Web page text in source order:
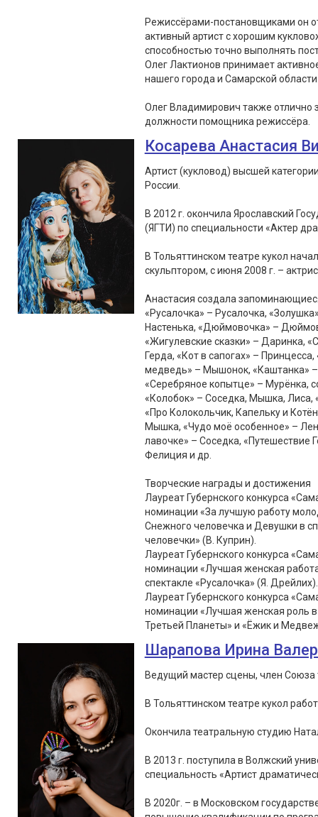
Режиссёрами-постановщиками он
активный артист с хорошим
способностью точно выполнять
Олег Лактионов принимает
нашего города и Самарской
Олег Владимирович также
должности помощника режиссёра.
Косарева Анастасия
Артист (кукловод) высшей
России.
В 2012 г. окончила Ярославский
(ЯГТИ) по специальности «Актер
В Тольяттинском театре кукол
скульптором, с июня 2008 г. –
Анастасия создала
«Русалочка» – Русалочка,
Настенька, «Дюймовочка» –
«Жигулевские сказки» – Даринка,
Герда, «Кот в сапогах» –
медведь» – Мышонок, «Каштанка»
«Серебряное копытце» – Мурёнка,
«Колобок» – Соседка, Мышка, Лиса,
«Про Колокольчик, Капельку и
Мышка, «Чудо моё особенное» –
лавочке» – Соседка, «Путешествие
Фелиция и др.
Творческие награды и достижения
Лауреат Губернского конкурса
номинации «За лучшую работу
Снежного человечка и Девушки в
человечки» (В. Куприн).
Лауреат Губернского конкурса
номинации «Лучшая женская
спектакле «Русалочка» (Я. Дрейлих).
Лауреат Губернского конкурса
номинации «Лучшая женская роль в
Третьей Планеты» и «Ёжик и
Шарапова Ирина
Ведущий мастер сцены, член Союза
В Тольяттинском театре кукол
Окончила театральную студию
В 2013 г. поступила в Волжский
специальность «Артист
В 2020г. – в Московском